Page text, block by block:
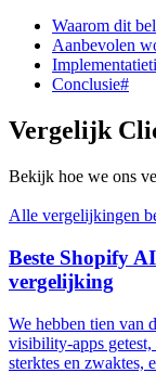
Waarom dit
Aanbevolen
Conclusie#
Vergelijk
Bekijk hoe we ons
Alle vergelijkingen
Beste Shopify
vergelijking
We hebben tien van
visibility-apps
sterktes en zwaktes,